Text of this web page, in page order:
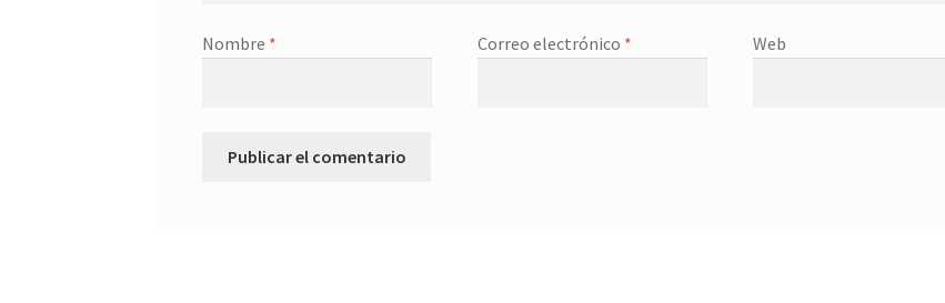
Nombre * Correo electrónico * Web